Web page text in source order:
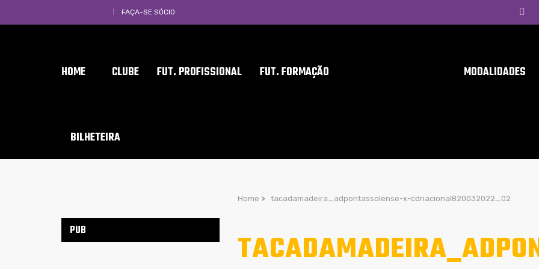
FAÇA-SE SÓCIO
HOME CLUBE FUT. PROFISSIONAL FUT. FORMAÇÃO MODALIDADES
BILHETEIRA
Home > tacadamadeira_adpontassolense-x-cdnacionalB20032022_02
PUB